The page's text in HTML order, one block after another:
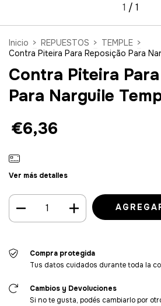
1 / 1
Inicio > REPUESTOS > TEMPLE >
Contra Piteira Para Reposição Para
Contra Piteira
Para Narguile
€6,36
Ver más detalles
Compra protegida
Tus datos cuidados durante toda la
Cambios y Devoluciones
Si no te gusta, podés cambiarlo por